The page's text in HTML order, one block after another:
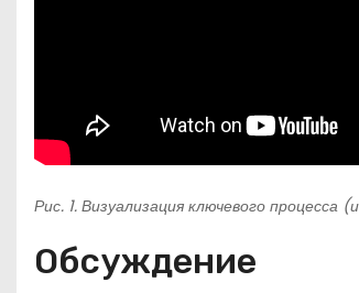
Рис. 1. Визуализация ключевого процесса
Обсуждение